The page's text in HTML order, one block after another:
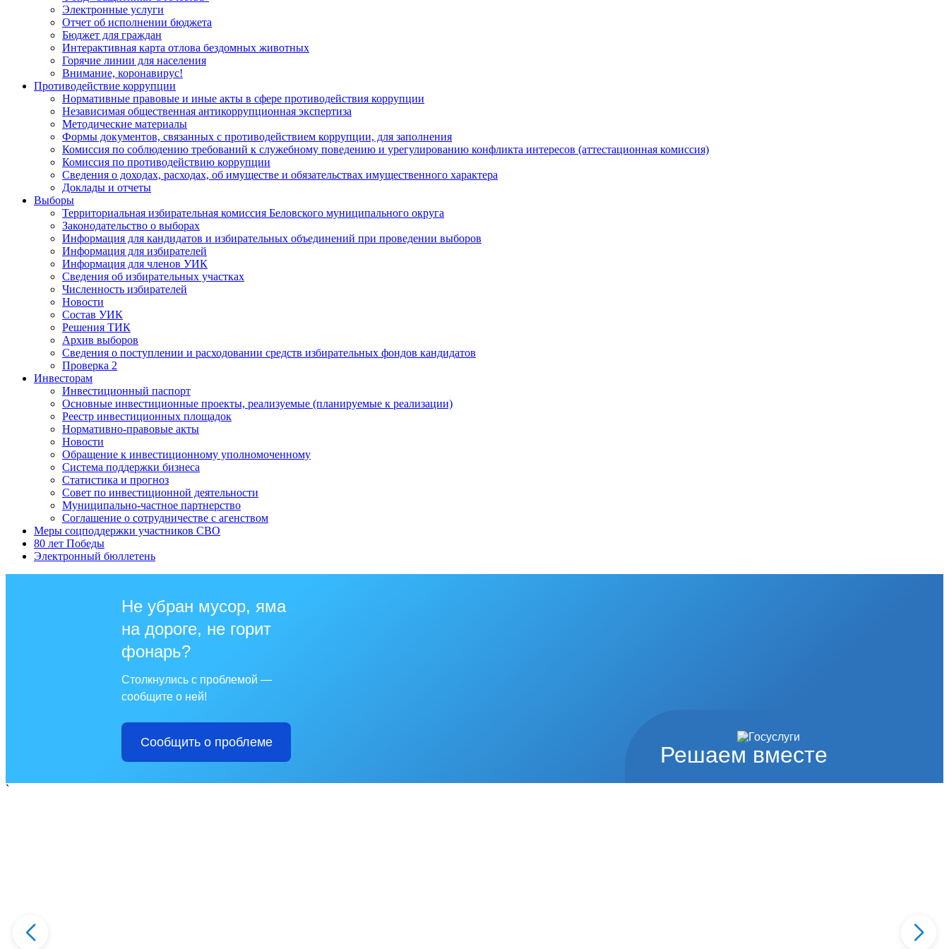
Электронные услуги
Отчет об исполнении бюджета
Бюджет для граждан
Интерактивная карта отлова бездомных животных
Горячие линии для населения
Внимание, коронавирус!
Противодействие коррупции
Нормативные правовые и иные акты в сфере противодействия коррупции
Независимая общественная антикоррупционная экспертиза
Методические материалы
Формы документов, связанных с противодействием коррупции, для заполнения
Комиссия по соблюдению требований к служебному поведению и урегулированию конфликта интересов (аттестационная комиссия)
Комиссия по противодействию коррупции
Сведения о доходах, расходах, об имуществе и обязательствах имущественного характера
Доклады и отчеты
Выборы
Территориальная избирательная комиссия Беловского муниципального округа
Законодательство о выборах
Информация для кандидатов и избирательных объединений при проведении выборов
Информация для избирателей
Информация для членов УИК
Сведения об избирательных участках
Численность избирателей
Новости
Состав УИК
Решения ТИК
Архив выборов
Сведения о поступлении и расходовании средств избирательных фондов кандидатов
Проверка 2
Инвесторам
Инвестиционный паспорт
Основные инвестиционные проекты, реализуемые (планируемые к реализации)
Реестр инвестиционных площадок
Нормативно-правовые акты
Новости
Обращение к инвестиционному уполномоченному
Система поддержки бизнеса
Статистика и прогноз
Совет по инвестиционной деятельности
Муниципально-частное партнерство
Соглашение о сотрудничестве с агенством
Меры соцподдержки участников СВО
80 лет Победы
Электронный бюллетень
Решаем вместе
Не убран мусор, яма
на дороге, не горит
фонарь?
Столкнулись с проблемой —
сообщите о ней!
Сообщить о проблеме
`